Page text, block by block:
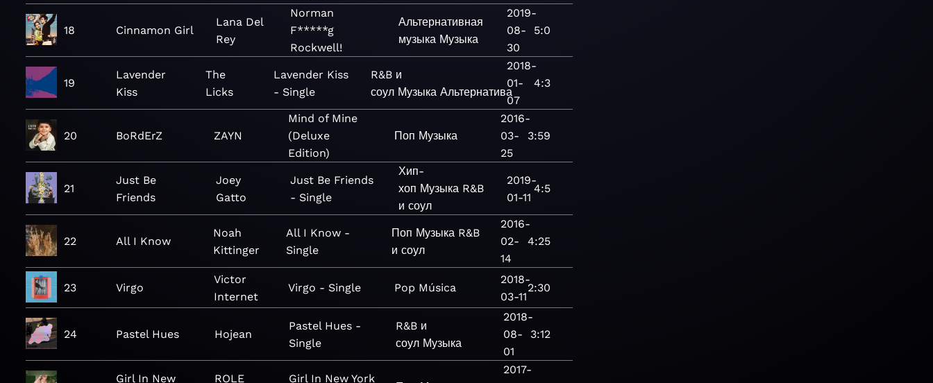
18 Cinnamon Girl
Lana Del
Rey
Norman
F*****g
Rockwell!
Альтернативная
музыка Музыка
2019-
08-
30
5:0
19
Lavender
Kiss
The
Licks
Lavender Kiss
- Single
R&B и
соул Музыка Альтернатива
2018-
01-
07
4:3
20 BoRdErZ ZAYN
Mind of Mine
(Deluxe
Edition)
Поп Музыка
2016-
03-
25
3:59
21
Just Be
Friends
Joey
Gatto
Just Be Friends
- Single
Хип-
хоп Музыка R&B
и соул
2019-
01-11
4:5
22 All I Know
Noah
Kittinger
All I Know -
Single
Поп Музыка R&B
и соул
2016-
02-
14
4:25
23 Virgo
Victor
Internet
Virgo - Single Pop Música
2018-
03-11
2:30
24 Pastel Hues Hojean
Pastel Hues -
Single
R&B и
соул Музыка
2018-
08-
01
3:12
Girl In New ROLE Girl In New York
2017-